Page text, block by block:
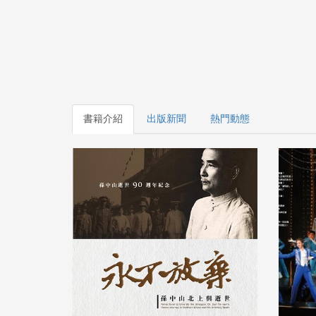
書籍介紹 出版新聞 熱門動態